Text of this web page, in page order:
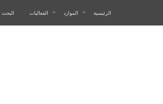
الرئيسية الموارد الفعاليات البحث